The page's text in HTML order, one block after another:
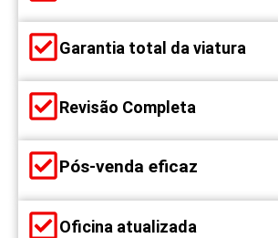
Garantia total da viatura
Revisão Completa
Pós-venda eficaz
Oficina atualizada